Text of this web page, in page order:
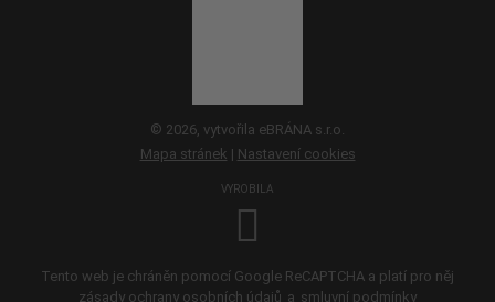
© 2026, vytvořila eBRÁNA s.r.o.
Mapa stránek | Nastavení cookies
VYROBILA
Tento web je chráněn pomocí Google ReCAPTCHA a platí pro něj
zásady ochrany osobních údajů a smluvní podmínky